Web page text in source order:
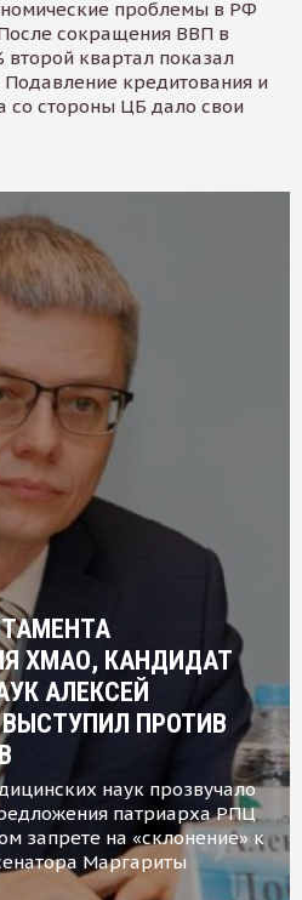
проблемы в РФ
сокращения ВВП в
квартал показал
кредитования и
со стороны ЦБ дало свои
ХМАО, КАНДИДАТ
АЛЕКСЕЙ
ПРОТИВ
наук прозвучало
патриарха РПЦ
запрете на «склонение» к
Маргариты